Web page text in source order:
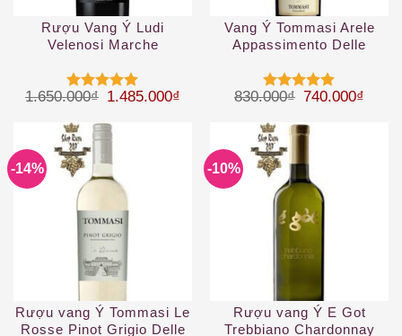
Rượu Vang Ý Ludi
Velenosi Marche
Được xếp
sao
1.650.000₫ Giá gốc là: 1.650.000₫.
1.485.000₫ Giá hiện tại là: 1.485.000₫.
Vang Ý Tommasi Arele
Appassimento Delle
Được xếp
sao
830.000₫ Giá gốc là:
740.000₫
-14%
Rượu vang Ý Tommasi Le
Rosse Pinot Grigio Delle
-10%
Rượu vang Ý E Got
Trebbiano Chardonnay